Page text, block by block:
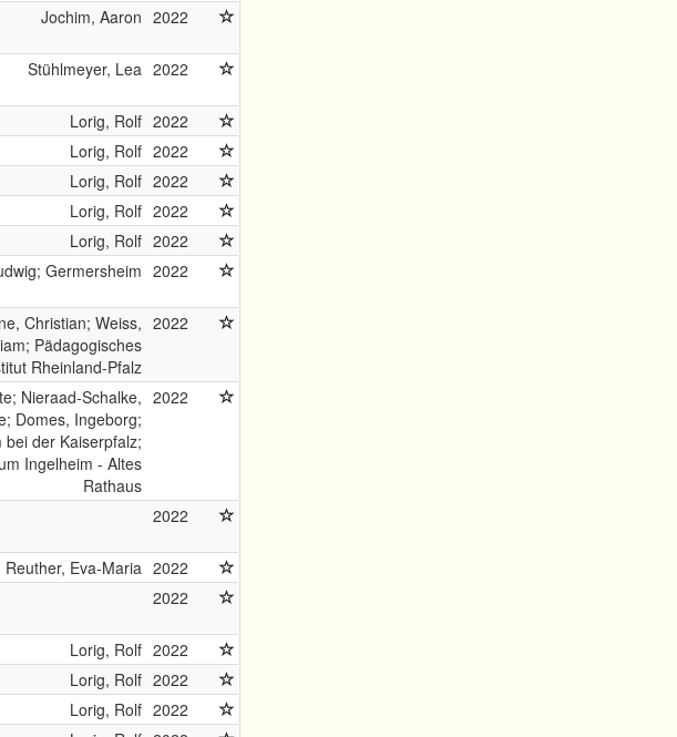
Jochim, Aaron 2022
Stühlmeyer, Lea 2022
Lorig, Rolf 2022
Lorig, Rolf 2022
Lorig, Rolf 2022
Lorig, Rolf 2022
Lorig, Rolf 2022
Germersheim 2022
Christian; Weiss,
Pädagogisches
Rheinland-Pfalz
2022
Nieraad-Schalke,
Domes, Ingeborg;
bei der Kaiserpfalz;
Ingelheim - Altes
Rathaus
2022
2022
Reuther, Eva-Maria 2022
2022
Lorig, Rolf 2022
Lorig, Rolf 2022
Lorig, Rolf 2022